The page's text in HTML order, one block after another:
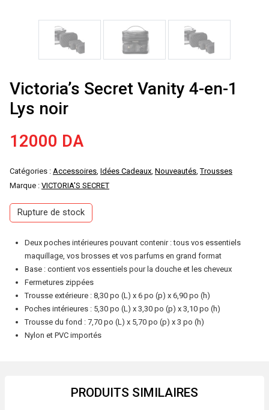
Victoria’s Secret Vanity 4-en-1
Lys noir
12000 DA
Catégories : Accessoires, Idées Cadeaux, Nouveautés,Trousses
Marque : VICTORIA'S SECRET
Rupture de stock
Deux poches intérieures pouvant contenir : tous vos essentiels
maquillage, vos brosses et vos parfums en grand format
Base : contient vos essentiels pour la douche et les cheveux
Fermetures zippées
Trousse extérieure : 8,30 po (L) x 6 po (p) x 6,90 po (h)
Poches intérieures : 5,30 po (L) x 3,30 po (p) x 3,10 po (h)
Trousse du fond : 7,70 po (L) x 5,70 po (p) x 3 po (h)
Nylon et PVC importés
PRODUITS SIMILAIRES